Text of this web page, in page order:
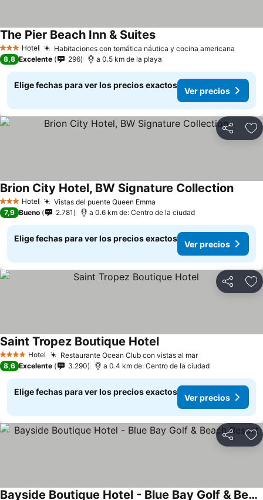
3 Estrellas
Hotel Habitaciones con temática náutica y cocina americana
The Pier Beach Inn & Suites
8,8 Excelente 296 a 0.5 km de la playa
Elige fechas para ver los precios exactos
Ver precios
Compartir
3 Estrellas
Hotel Vistas del puente Queen Emma
Brion City Hotel, BW Signature Collection
7,9 Bueno 2.781 a 0.6 km de: Centro de la ciudad
Elige fechas para ver los precios exactos
Ver precios
Compartir
4 EstrellasHotel Restaurante Ocean Club con vistas al mar
Saint Tropez Boutique Hotel
8,6 Excelente 3.290 a 0.4 km de: Centro de la ciudad
Elige fechas para ver los precios exactos
Ver precios
Compartir
Bayside Boutique Hotel - Blue Bay Golf & Beach Resort